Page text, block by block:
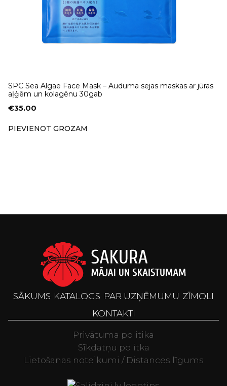
SPC Sea Algae Face Mask – Auduma sejas maskas ar jūras
aļģēm un kolagēnu 30gab
€35.00
PIEVIENOT GROZAM
SĀKUMS KATALOGS PAR UZŅĒMUMU ZĪMOLI
KONTAKTI
Privātuma politika
Sīkdatņu politka
Lietošanas noteikumi / Distances līgums